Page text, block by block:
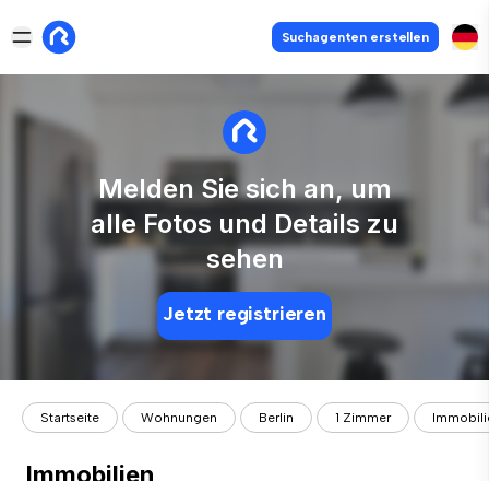
Suchagenten erstellen
Melden Sie sich an, um
alle Fotos und Details zu
sehen
Jetzt registrieren
Startseite Wohnungen Berlin 1 Zimmer
Immobilien